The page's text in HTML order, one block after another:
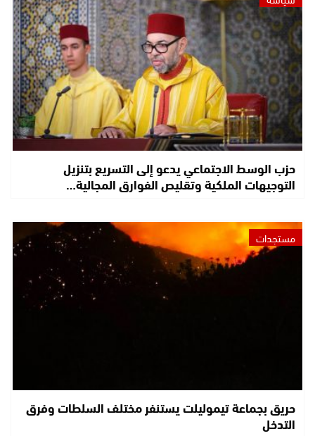
حزب الوسط الاجتماعي يدعو إلى التسريع بتنزيل
التوجيهات الملكية وتقليص الفوارق المجالية…
مستجدات
حريق بجماعة تيموليلت يستنفر مختلف السلطات وفرق
التدخل